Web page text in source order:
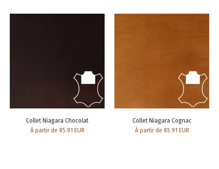
Collet Niagara Chocolat
À partir de 85.91 EUR
Collet Niagara Cognac
À partir de 85.91 EUR